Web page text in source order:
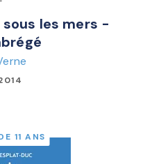
les mers -
11 ANS